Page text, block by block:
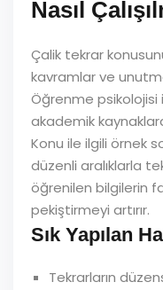
Nasıl
Çalik tekrar
kavramlar ve
Öğrenme psikolojisi
akademik
Konu ile ilgili örnek
düzenli aralıklarla
öğrenilen bilgilerin
pekiştirmeyi artırır.
Sık Yapılan
Tekrarların